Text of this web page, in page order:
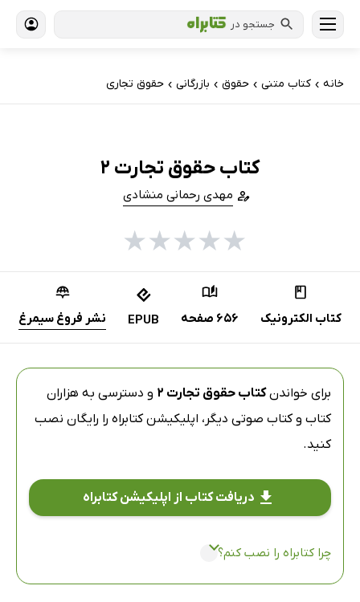
جستجو در
خانه › کتاب‌ متنی › حقوق › بازرگانی › حقوق تجاری
کتاب حقوق تجارت 2
مهدی رحمانی منشادی
★
★
★
★
★
کتاب الکترونیک 656 صفحه EPUB نشر فروغ سیمرغ
برای خواندنکتاب حقوق تجارت 2
و دسترسی به هزاران
کتاب و کتاب صوتی دیگر، اپلیکیشن کتابراه را رایگان نصب
کنید.
دریافت کتاب از اپلیکیشن کتابراه
چرا کتابراه را نصب کنم؟